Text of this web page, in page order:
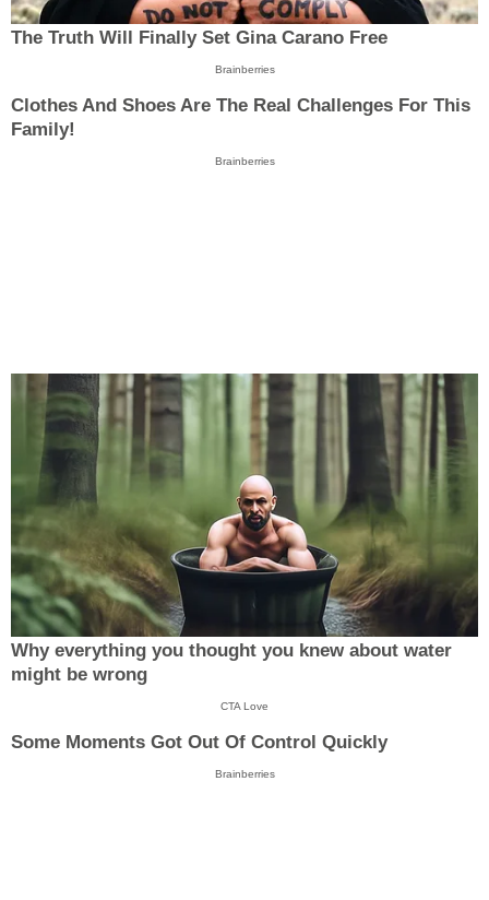
The Truth Will Finally Set Gina Carano Free
Brainberries
Clothes And Shoes Are The Real Challenges For This
Family!
Brainberries
Why everything you thought you knew about water
might be wrong
CTA Love
Some Moments Got Out Of Control Quickly
Brainberries